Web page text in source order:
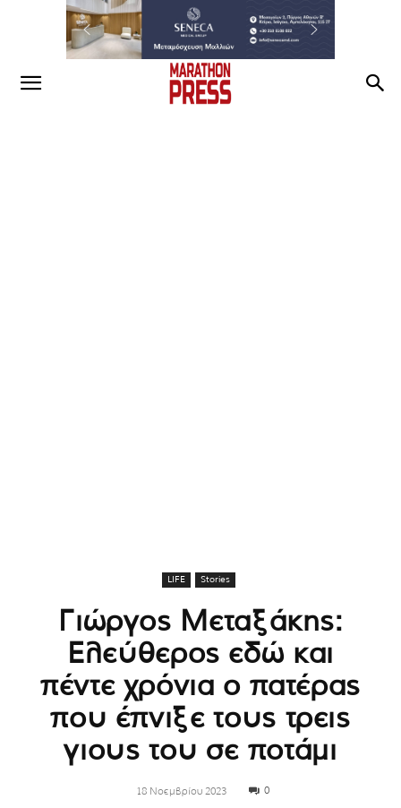
LIFE Stories
Γιώργος Μεταξάκης:
Ελεύθερος εδώ και
πέντε χρόνια ο πατέρας
που έπνιξε τους τρεις
γιους του σε ποτάμι
18 Νοεμβρίου 2023 0